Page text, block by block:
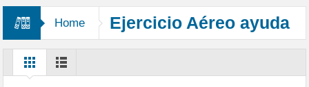
Home
Ejercicio Aéreo ayuda
humanitaria